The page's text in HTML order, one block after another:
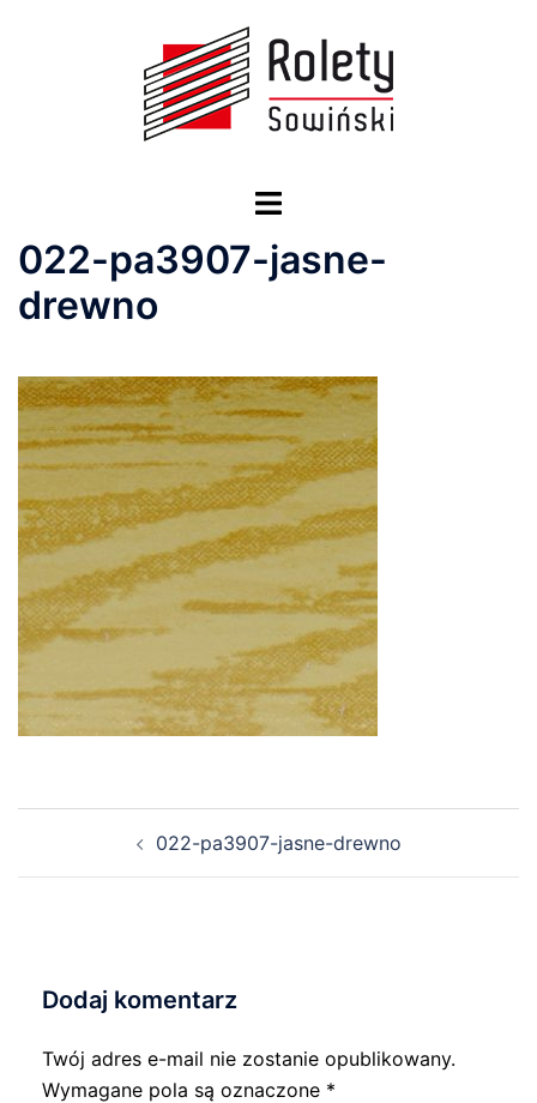
Przełącz
022-pa3907-jasne-
drewno
022-pa3907-jasne-drewno
Dodaj komentarz
Twój adres e-mail nie zostanie opublikowany.
Wymagane pola są oznaczone *